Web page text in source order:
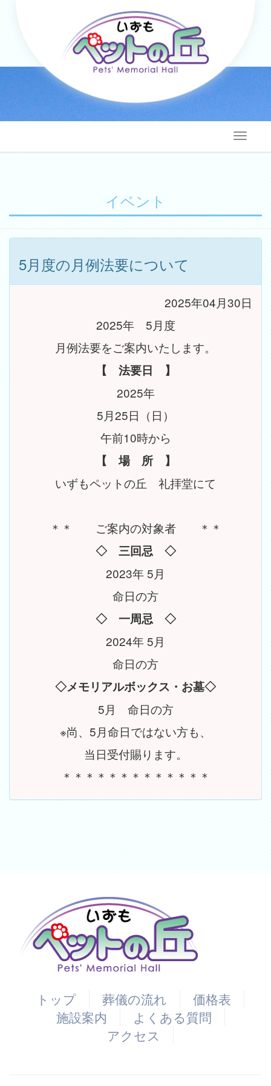
イベント
5月度の月例法要について
2025年04月30日
2025年 5月度
月例法要をご案内いたします。
【 法要日 】
2025年
5月25日（日）
午前10時から
【 場 所 】
いずもペットの丘 礼拝堂にて
＊＊ ご案内の対象者 ＊＊
◇ 三回忌 ◇
2023年 5月
命日の方
◇ 一周忌 ◇
2024年 5月
命日の方
◇メモリアルボックス・お墓◇
5月 命日の方
※尚、5月命日ではない方も、
当日受付賜ります。
＊＊＊＊＊＊＊＊＊＊＊＊＊
トップ 葬儀の流れ
価格表
施設案内
よくある質問
アクセス